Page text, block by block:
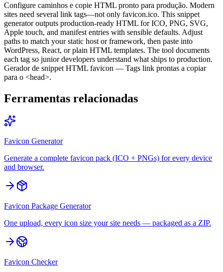
Configure caminhos e copie HTML pronto para produção. Modern
sites need several link tags—not only favicon.ico. This snippet
generator outputs production-ready HTML for ICO, PNG, SVG,
Apple touch, and manifest entries with sensible defaults. Adjust
paths to match your static host or framework, then paste into
WordPress, React, or plain HTML templates. The tool documents
each tag so junior developers understand what ships to production.
Gerador de snippet HTML favicon — Tags link prontas a copiar
para o <head>.
Ferramentas relacionadas
Favicon Generator
Generate a complete favicon pack (ICO + PNGs) for every device
and browser.
Favicon Package Generator
One upload, every icon size your site needs — packaged as a ZIP.
Favicon Checker